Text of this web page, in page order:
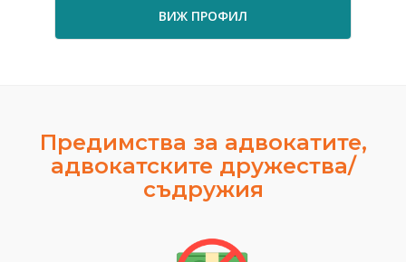
ВИЖ ПРОФИЛ
Предимства за адвокатите,
адвокатските дружества/
съдружия